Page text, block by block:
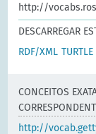
http://
DESCARREGAR
RDF/XML TURTLE
CONCEITOS
http://